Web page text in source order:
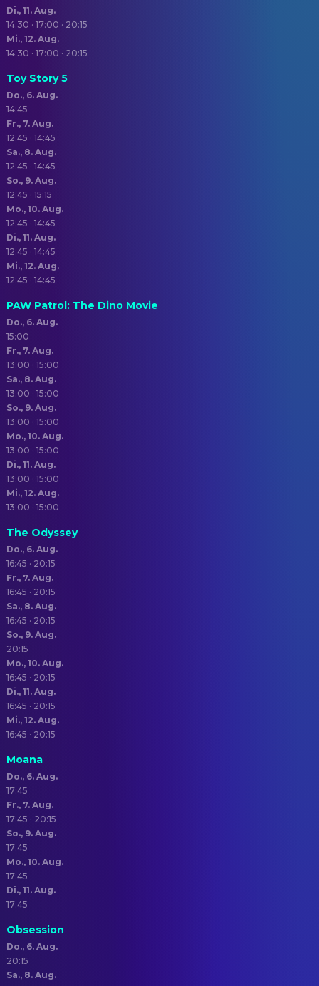
Di., 11. Aug.
14:30 · 17:00 · 20:15
Mi., 12. Aug.
14:30 · 17:00 · 20:15
Toy Story 5
Do., 6. Aug.
14:45
Fr., 7. Aug.
12:45 · 14:45
Sa., 8. Aug.
12:45 · 14:45
So., 9. Aug.
12:45 · 15:15
Mo., 10. Aug.
12:45 · 14:45
Di., 11. Aug.
12:45 · 14:45
Mi., 12. Aug.
12:45 · 14:45
PAW Patrol: The Dino Movie
Do., 6. Aug.
15:00
Fr., 7. Aug.
13:00 · 15:00
Sa., 8. Aug.
13:00 · 15:00
So., 9. Aug.
13:00 · 15:00
Mo., 10. Aug.
13:00 · 15:00
Di., 11. Aug.
13:00 · 15:00
Mi., 12. Aug.
13:00 · 15:00
The Odyssey
Do., 6. Aug.
16:45 · 20:15
Fr., 7. Aug.
16:45 · 20:15
Sa., 8. Aug.
16:45 · 20:15
So., 9. Aug.
20:15
Mo., 10. Aug.
16:45 · 20:15
Di., 11. Aug.
16:45 · 20:15
Mi., 12. Aug.
16:45 · 20:15
Moana
Do., 6. Aug.
17:45
Fr., 7. Aug.
17:45 · 20:15
So., 9. Aug.
17:45
Mo., 10. Aug.
17:45
Di., 11. Aug.
17:45
Obsession
Do., 6. Aug.
20:15
Sa., 8. Aug.